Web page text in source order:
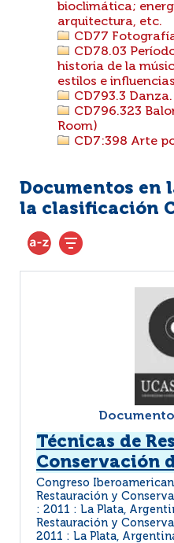
bioclimática;
arquitectura, etc.
CD77
CD78.03
historia de la
estilos e
CD793.3
CD796.323
Room)
CD7:398 Arte
Documentos en
la clasificación
Técnicas de
Conservación
Congreso
Restauración y
: 2011 : La Plata,
Restauración y
2011 : La Plata,